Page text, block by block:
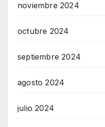
noviembre 2024
octubre 2024
septiembre 2024
agosto 2024
julio 2024